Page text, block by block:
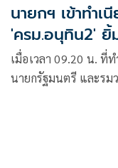
นายกฯ เข้าทำเ
'ครม.อนุทิน2' ยิ้
ต้อนรับบริษัทไ
เมื่อเวลา 09.20 น. ที่
นายกรัฐมนตรี และร